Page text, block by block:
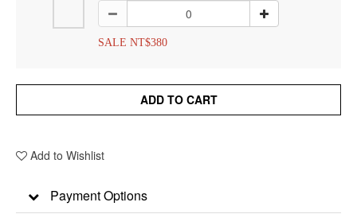
SALE NT$380
ADD TO CART
Add to Wishlist
Payment Options